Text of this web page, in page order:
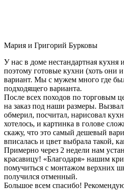
Мария и Григорий Бурковы
У нас в доме нестандартная кухня
поэтому готовые кухни (хоть они
вариант. Мы с мужем много где
подходящего варианта.
После всех походов по торговым
на заказ под наши размеры.
обмерил, посчитал, нарисовал
хотелось, и картинка в голове
скажу, что это самый дешевый
вписалась и цвет выбрала такой,
Примерно через 2 недели нам
красавицу! «Благодаря» нашим
помучиться с монтажом верхних
получился отменный.
Большое всем спасибо!